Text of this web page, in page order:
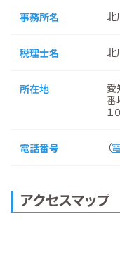
事務所名 北
税理士名 北
所在地
愛
番
１
電話番号 （
アクセスマップ